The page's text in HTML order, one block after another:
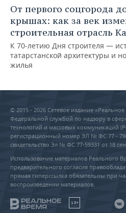
От первого соцгорода
крышах: как за век
строительная отрасль
К 70-летию Дня строителя —
татарстанской архитектуры и
жилья
© 2015 - 2026 Сетевое издание
Федеральной службой по надзору в
технологий и массовых коммуникаций
регистрационный номер ЭЛ № ФС 77 -
свидетельство Эл № ФС 77-59331 от 18
Использование материалов Реального
предварительного согласия
прямая гиперссылка обязательны при
воспроизведении материалов.
18+